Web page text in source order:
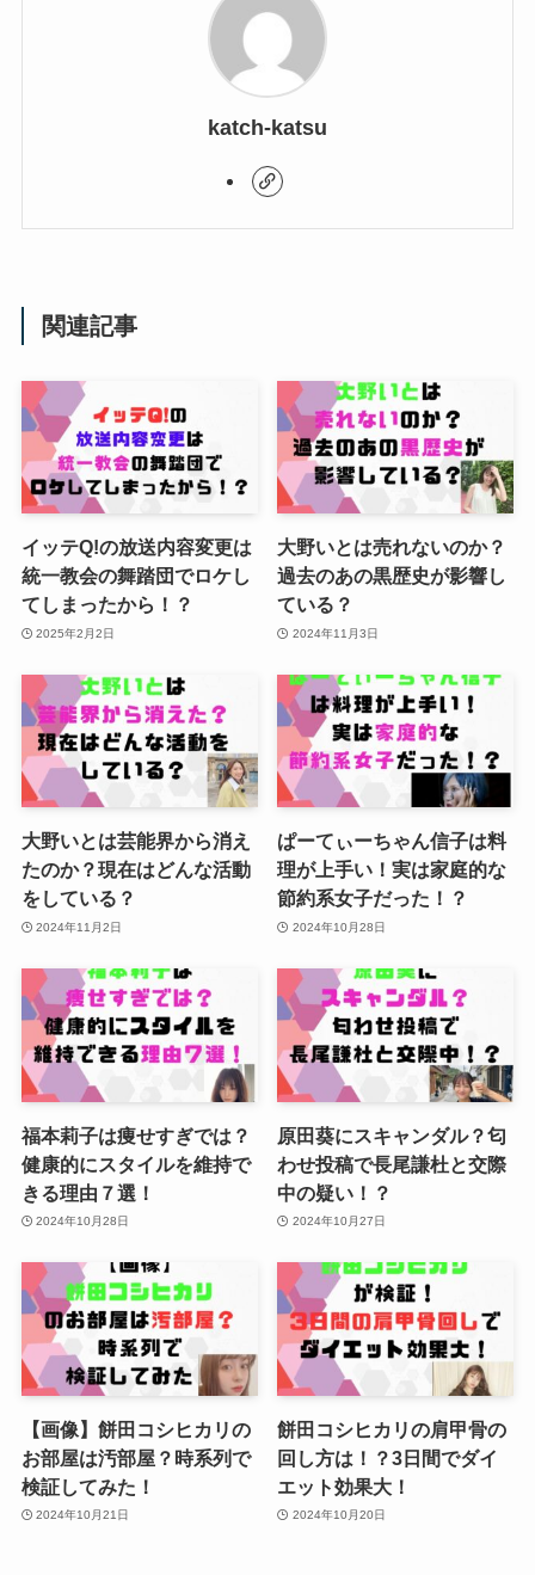
katch-katsu
関連記事
イッテQ!の放送内容変更は
統一教会の舞踏団でロケし
てしまったから！？
2025年2月2日
大野いとは売れないのか？
過去のあの黒歴史が影響し
ている？
2024年11月3日
大野いとは芸能界から消え
たのか？現在はどんな活動
をしている？
2024年11月2日
ぱーてぃーちゃん信子は料
理が上手い！実は家庭的な
節約系女子だった！？
2024年10月28日
福本莉子は痩せすぎでは？
健康的にスタイルを維持で
きる理由７選！
2024年10月28日
原田葵にスキャンダル？匂
わせ投稿で長尾謙杜と交際
中の疑い！？
2024年10月27日
【画像】餅田コシヒカリの
お部屋は汚部屋？時系列で
検証してみた！
2024年10月21日
餅田コシヒカリの肩甲骨の
回し方は！？3日間でダイ
エット効果大！
2024年10月20日